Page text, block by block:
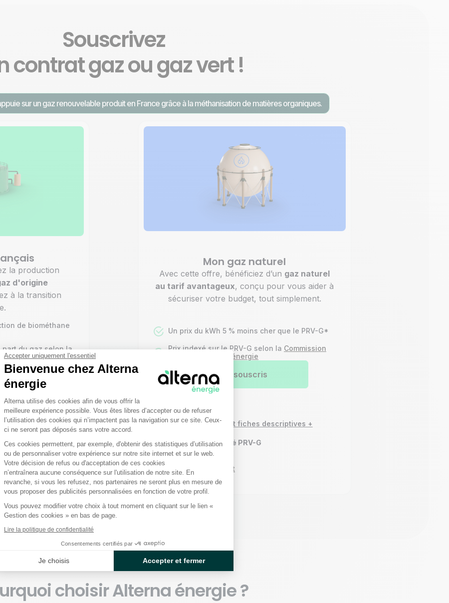
Souscrivez
contratgaz ou gaz vert !
sur un gaz renouvelable produit en France grâce à la méthanisation de matières organiques.
la production
d'origine
à la transition
de biométhane
part du gaz selon la
l’énergie
+
Mon gaz naturel
Avec cette offre, bénéficiez d’un gaz naturel
au tarif avantageux, conçu pour vous aider à
sécuriser votre budget, tout simplement.
Un prix du kWh 5 % moins cher que le PRV-G*
Prix indexé sur le PRV-G selon la Commission
de régulation de l’énergie
Je souscris
Voir nos tarifs et fiches descriptives +
Mon gaz naturel - indexé PRV-G
Fiche descriptive
Grille tarifaire Aout
choisir Alterna énergie ?
Accepter uniquement l'essentiel
Bienvenue chez Alterna
énergie
Plateforme de Gestion du Consentement : Personnalisez vos Options
Alterna utilise des cookies afin de vous offrir la
meilleure expérience possible. Vous êtes libres d’accepter ou de refuser
l’utilisation des cookies qui n’impactent pas la navigation sur ce site. Ceux-
ci ne seront pas déposés sans votre accord.
Ces cookies permettent, par exemple, d'obtenir des statistiques d’utilisation
ou de personnaliser votre expérience sur notre site internet et sur le web.
Votre décision de refus ou d'acceptation de ces cookies
n’entraînera aucune conséquence sur l'utilisation de notre site. En
revanche, si vous les refusez, nos partenaires ne seront plus en mesure de
vous proposer des publicités personnalisées en fonction de votre profil.
Vous pouvez modifier votre choix à tout moment en cliquant sur le lien «
Gestion des cookies » en bas de page.
Lire la politique de confidentialité
Consentements certifiés par
Je choisis Accepter et fermer
Axeptio consent